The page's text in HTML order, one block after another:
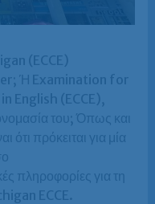
(ECCE)
Ή Examination for
English (ECCE),
του; Όπως και
ότι πρόκειται για μία
πληροφορίες για τη
ECCE.